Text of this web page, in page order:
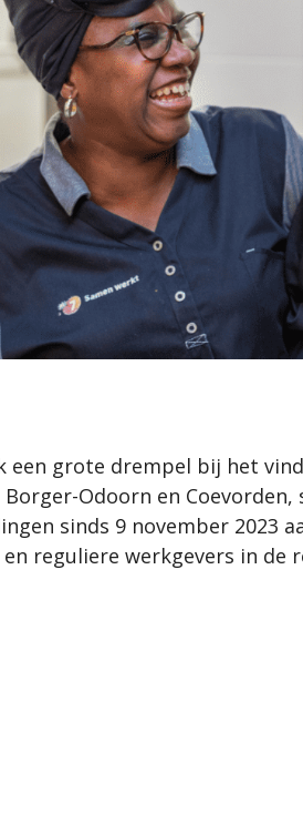
grote drempel bij het
Odoorn en Coevorden,
sinds 9 november 2023
reguliere werkgevers in de